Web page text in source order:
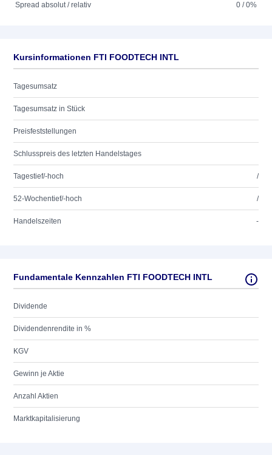
Spread absolut / relativ
0 / 0%
Kursinformationen FTI FOODTECH INTL
Tagesumsatz
Tagesumsatz in Stück
Preisfeststellungen
Schlusspreis des letzten Handelstages
Tagestief/-hoch /
52-Wochentief/-hoch /
Handelszeiten -
Fundamentale Kennzahlen FTI FOODTECH INTL
Dividende
Dividendenrendite in %
KGV
Gewinn je Aktie
Anzahl Aktien
Marktkapitalisierung